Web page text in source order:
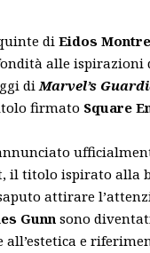
di Eidos
alle ispirazioni
diMarvel’s
firmato Square
il titolo ispirato alla
attirare
Gunn sono
e